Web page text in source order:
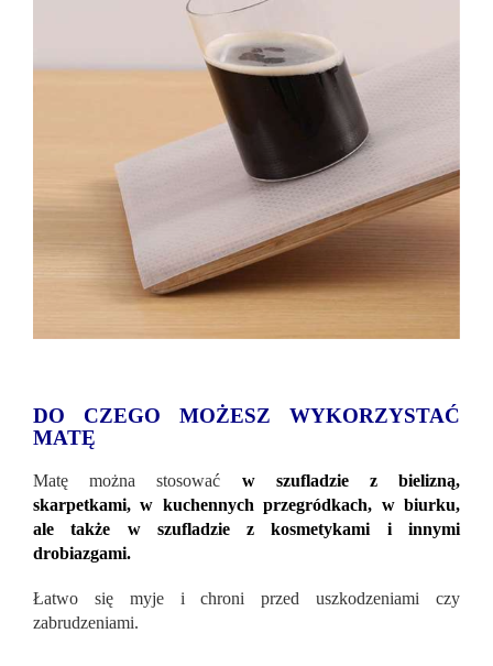
DO CZEGO MOŻESZ WYKORZYSTAĆ
MATĘ
Matę można stosować w szufladzie z bielizną,
skarpetkami, w kuchennych przegródkach, w biurku,
ale także w szufladzie z kosmetykami i innymi
drobiazgami.
Łatwo się myje i chroni przed uszkodzeniami czy
zabrudzeniami.